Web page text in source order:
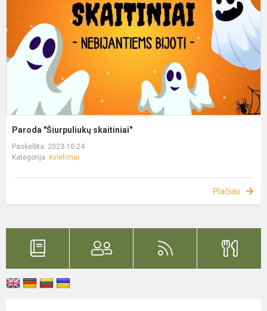
Paroda "Šiurpuliukų skaitiniai"
Paskelbta: 2023-10-24
Kategorija: Kvietimai
Plačiau